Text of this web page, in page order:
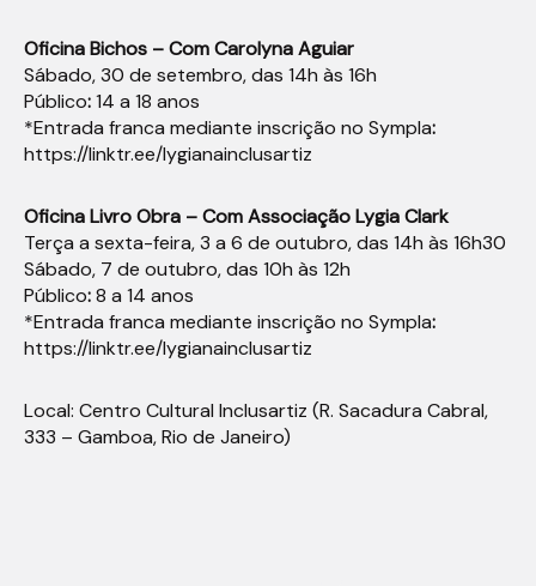
Oficina Bichos – Com Carolyna Aguiar
Sábado, 30 de setembro, das 14h às 16h
Público:14 a 18 anos
*Entrada franca mediante inscrição no Sympla:
https://linktr.ee/lygianainclusartiz
Oficina Livro Obra – Com Associação Lygia Clark
Terça a sexta-feira, 3 a 6 de outubro, das 14h às 16h30
Sábado, 7 de outubro, das 10h às 12h
Público:8 a 14 anos
*Entrada franca mediante inscrição no Sympla:
https://linktr.ee/lygianainclusartiz
Local: Centro Cultural Inclusartiz (R. Sacadura Cabral,
333 – Gamboa, Rio de Janeiro)